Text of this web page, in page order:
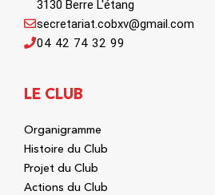
3130 Berre L'étang
04 42 74 32 99
secretariat.cobxv@gmail.com
LE CLUB
Organigramme
Histoire du Club
Projet du Club
Actions du Club